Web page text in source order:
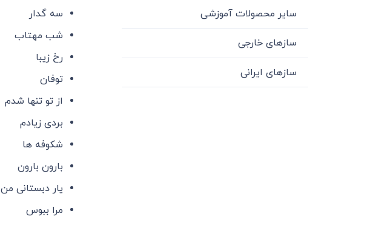
سه گدار
شب مهتاب
رخ زیبا
توفان
از تو تنها شدم
بردی زیادم
شکوفه ها
بارون بارون
یار دبستانی من
مرا ببوس
سایر محصولات آموزشی
سازهای خارجی
سازهای ایرانی